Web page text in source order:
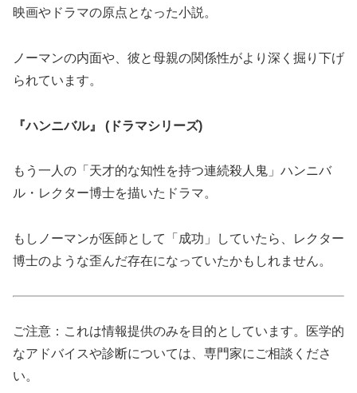
映画やドラマの原点となった小説。
ノーマンの内面や、彼と母親の関係性がより深く掘り下げ
られています。
『ハンニバル』 (ドラマシリーズ)
もう一人の「天才的な知性を持つ連続殺人鬼」ハンニバ
ル・レクター博士を描いたドラマ。
もしノーマンが医師として「成功」していたら、レクター
博士のような歪んだ存在になっていたかもしれません。
ご注意：これは情報提供のみを目的としています。医学的
なアドバイスや診断については、専門家にご相談くださ
い。